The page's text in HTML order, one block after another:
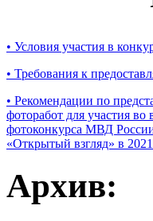
• Условия участия в
• Требования к
• Рекомендации по
фоторабот для участия во
фотоконкурса МВД
«Открытый взгляд» в
Архив: